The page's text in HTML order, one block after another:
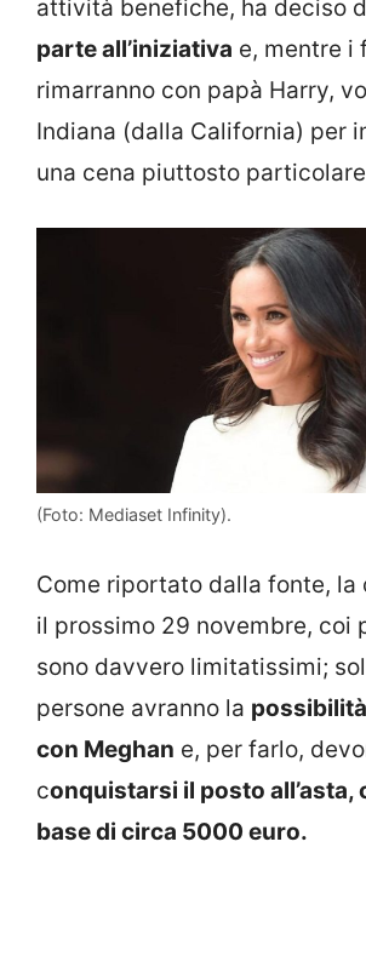
attività benefiche, ha deciso
parte all’iniziativa e, mentre i
rimarranno con papà Harry,
Indiana (dalla California) per
una cena piuttosto
(Foto: Mediaset Infinity).
Come riportato dalla fonte, la
il prossimo 29 novembre, coi
sono davvero limitatissimi;
persone avranno la
con Meghan e, per farlo,
conquistarsi il posto all’asta,
base di circa 5000 euro.